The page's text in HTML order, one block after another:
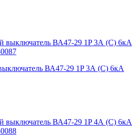
ВА47-29 1P 3А (С) 6кА